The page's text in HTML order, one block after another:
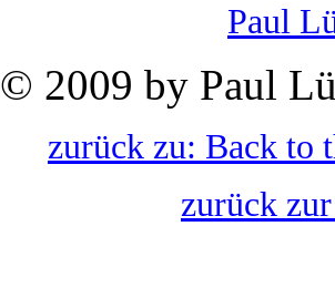
Paul
© 2009 by Paul
zurück zu: Back to
zurück